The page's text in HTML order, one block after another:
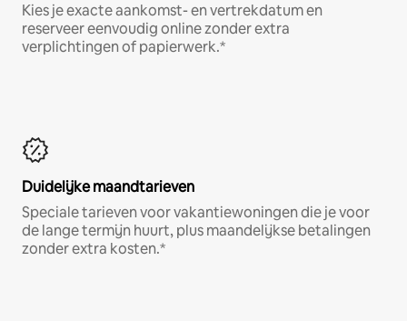
Kies je exacte aankomst- en vertrekdatum en
reserveer eenvoudig online zonder extra
verplichtingen of papierwerk.*
Duidelijke maandtarieven
Speciale tarieven voor vakantiewoningen die je voor
de lange termijn huurt, plus maandelijkse betalingen
zonder extra kosten.*